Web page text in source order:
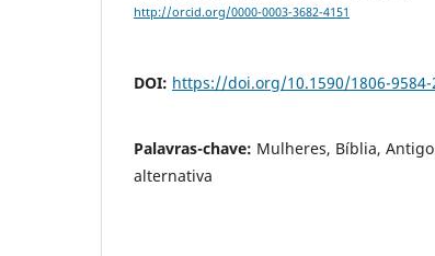
http://orcid.org/0000-0003-3682-4151
DOI: https://doi.org/10.1590/1806-9584-
Palavras-chave: Mulheres, Bíblia,
alternativa